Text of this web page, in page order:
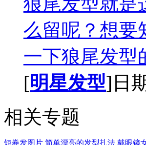
么留呢？想要
一下狼尾发型
[明星发型]日
相关专题
短卷发图片 简单漂亮的发型扎法 戴眼镜